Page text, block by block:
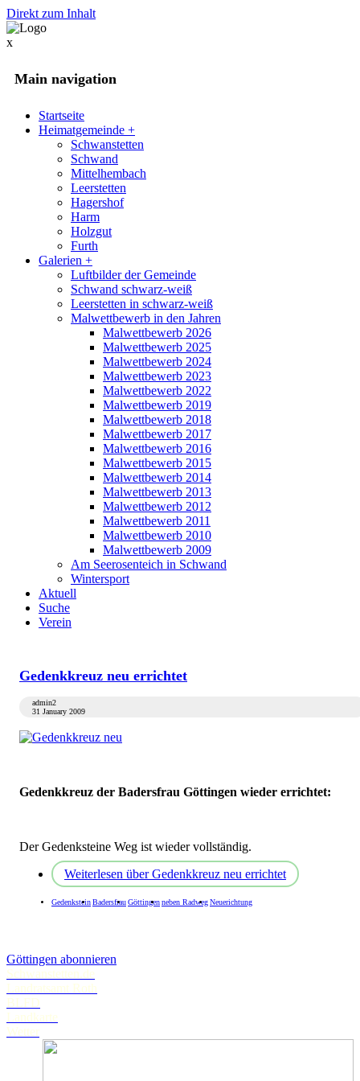
Direkt zum Inhalt
x
Main navigation
Startseite
Heimatgemeinde +
Schwanstetten
Schwand
Mittelhembach
Leerstetten
Hagershof
Harm
Holzgut
Furth
Galerien +
Luftbilder der Gemeinde
Schwand schwarz-weiß
Leerstetten in schwarz-weiß
Malwettbewerb in den Jahren
Malwettbewerb 2026
Malwettbewerb 2025
Malwettbewerb 2024
Malwettbewerb 2023
Malwettbewerb 2022
Malwettbewerb 2019
Malwettbewerb 2018
Malwettbewerb 2017
Malwettbewerb 2016
Malwettbewerb 2015
Malwettbewerb 2014
Malwettbewerb 2013
Malwettbewerb 2012
Malwettbewerb 2011
Malwettbewerb 2010
Malwettbewerb 2009
Am Seerosenteich in Schwand
Wintersport
Aktuell
Suche
Verein
Gedenkkreuz neu errichtet
admin2
31 January 2009
Gedenkkreuz der Badersfrau Göttingen wieder errichtet:
Der Gedenksteine Weg ist wieder vollständig.
Weiterlesen über Gedenkkreuz neu errichtet
GedenksteinBadersfrauGöttingenneben RadwegNeuerichtung
Göttingen abonnieren
Schwanstetten.de
Landratsamt Roth
BLFD
Landkarte
Wetter